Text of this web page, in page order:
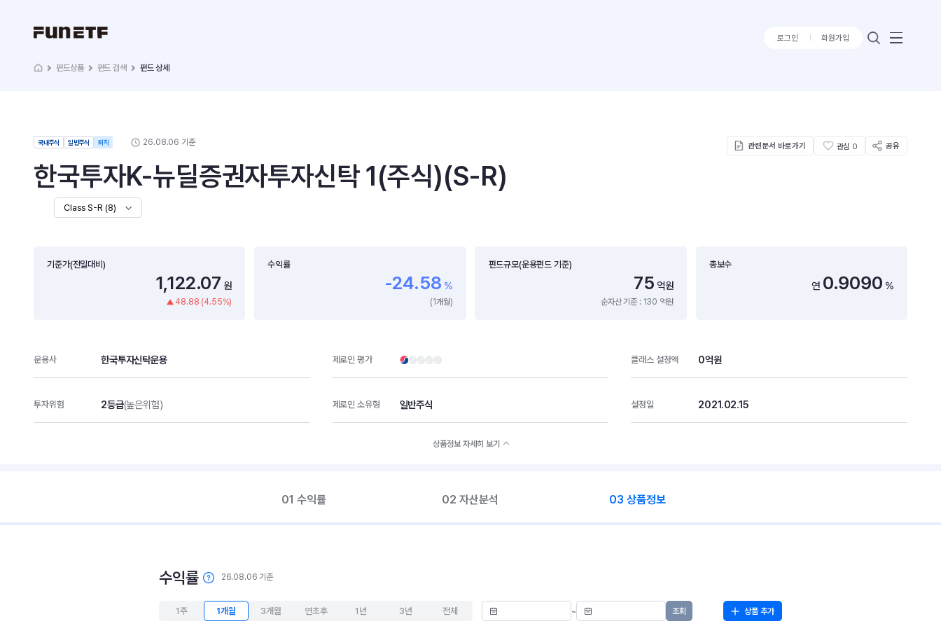
로그인 회원가입
펀드상품 펀드 검색 펀드 상세
국내주식 일반주식 퇴직 26.08.06 기준 관련문서 바로가기 관심 0 공유
한국투자K-뉴딜증권자투자신탁 1(주식)(S-R)
Class S-R (8)
기준가(전일대비)
1,122.07 원
48.88 (4.55%)
수익률
-24.58 %
(1개월)
펀드규모(운용펀드 기준)
75 억원
순자산 기준 : 130 억원
총보수
연 0.9090 %
운용사 한국투자신탁운용 제로인 평가 클래스 설정액 0억원
투자위험 2등급(높은위험) 제로인 소유형 일반주식 설정일 2021.02.15
상품정보 자세히 보기
01 수익률 02 자산분석 03 상품정보
수익률 26.08.06 기준
1주 1개월 3개월 연초후 1년 3년 전체 ~ 조회 상품 추가